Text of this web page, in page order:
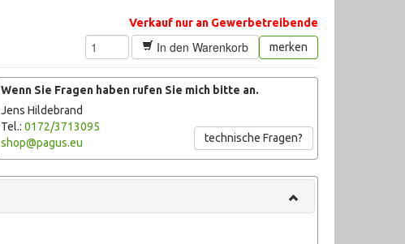
Verkauf nur an Gewerbetreibende
In den Warenkorb merken
Wenn Sie Fragen haben rufen Sie mich bitte an.
Jens Hildebrand
Tel.: 0172/3713095
shop@pagus.eu
technische Fragen?